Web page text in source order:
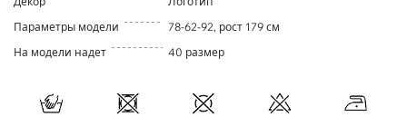
Параметры модели
78-62-92, рост 179 см
На модели надет
40 размер